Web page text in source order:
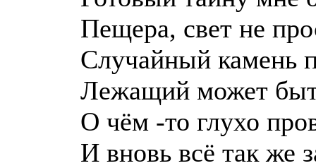
Пещера, свет не
Случайный камень
Лежащий может
О чём -то глухо
И вновь всё так же